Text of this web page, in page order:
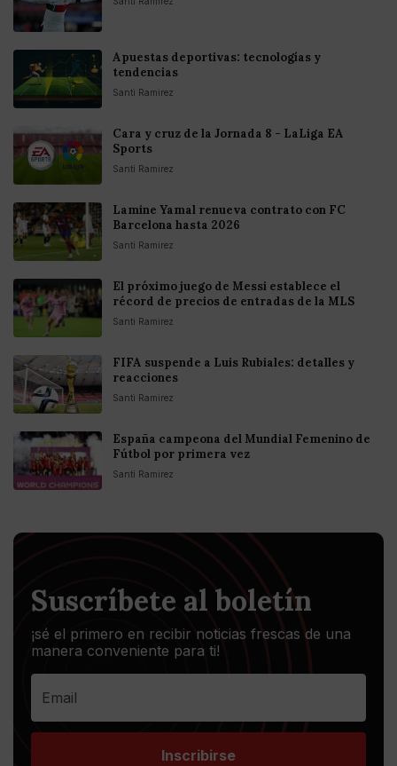
Apuestas deportivas: tecnologías y
tendencias
Santi Ramirez
Cara y cruz de la Jornada 8 - LaLiga EA
Sports
Santi Ramirez
Lamine Yamal renueva contrato con FC
Barcelona hasta 2026
Santi Ramirez
El próximo juego de Messi establece el
récord de precios de entradas de la MLS
Santi Ramirez
FIFA suspende a Luis Rubiales: detalles y
reacciones
Santi Ramirez
España campeona del Mundial Femenino de
Fútbol por primera vez
Santi Ramirez
Suscríbete al boletín
¡sé el primero en recibir noticias frescas de una
manera conveniente para ti!
Inscribirse